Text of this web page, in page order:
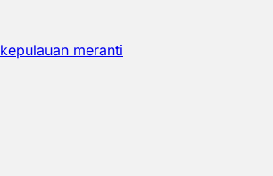
kepulauan meranti